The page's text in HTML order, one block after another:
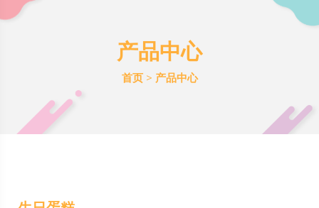
产品中心
首页> 产品中心